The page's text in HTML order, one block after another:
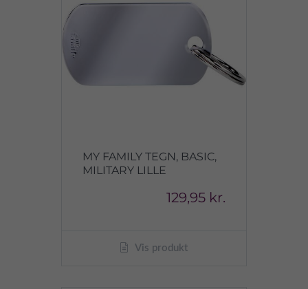
MY FAMILY TEGN, BASIC,
MILITARY LILLE
129,95 kr.
Vis produkt